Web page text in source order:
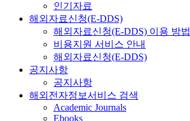
인기자료
해외자료신청(E-DDS)
해외자료신청(E-DDS) 이용 방법
비용지원 서비스 안내
해외자료신청(E-DDS)
공지사항
공지사항
해외전자정보서비스 검색
Academic Journals
Ebooks